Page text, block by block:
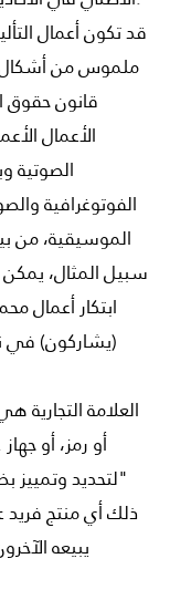
ملموس من أشكال
قانون
الأعمال
الصوتية
الفوتوغرافية
الموسيقية، من
سبيل المثال، يمكن
ابتكار أعمال
(يشاركون) في
أو رمز، أو
"لتحديد وتمييز
ذلك أي منتج
يبيعه